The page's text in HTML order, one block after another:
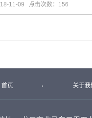
11-09 点击次数：156
首页 关于我